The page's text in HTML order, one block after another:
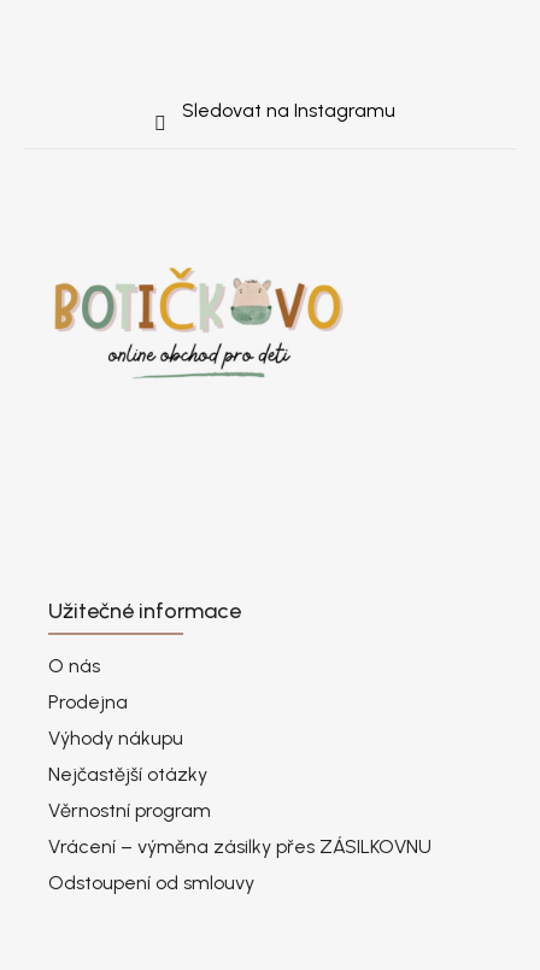
Sledovat na Instagramu
Užitečné informace
O nás
Prodejna
Výhody nákupu
Nejčastější otázky
Věrnostní program
Vrácení – výměna zásilky přes ZÁSILKOVNU
Odstoupení od smlouvy